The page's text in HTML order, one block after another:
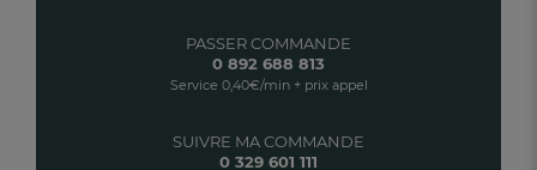
SUIVRE MA COMMANDE
0 329 601 111
PASSER COMMANDE
0 892 688 813
Service 0,40€/min + prix appel